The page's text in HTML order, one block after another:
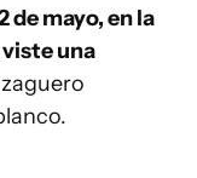
de mayo, en la
viste una